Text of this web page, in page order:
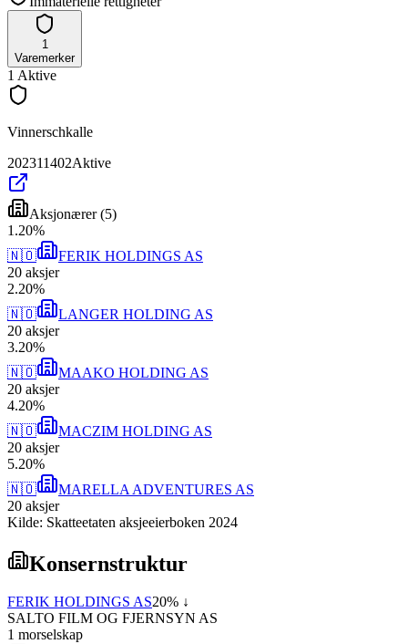
1
Varemerker
1 Aktive
Vinnerschkalle
202311402Aktive
Aksjonærer(5)
1 .20%
🇳🇴
FERIK HOLDINGS AS
20 aksjer
2.20%
🇳🇴
LANGER HOLDING AS
20 aksjer
3.20%
🇳🇴
MAAKO HOLDING AS
20 aksjer
4.20%
🇳🇴
MACZIM HOLDING AS
20 aksjer
5.20%
🇳🇴
MARELLA ADVENTURES AS
20 aksjer
Kilde: Skatteetaten aksjeeierboken 2024
Konsernstruktur
FERIK HOLDINGS AS20% ↓
SALTO FILM OG FJERNSYN AS
1 morselskap